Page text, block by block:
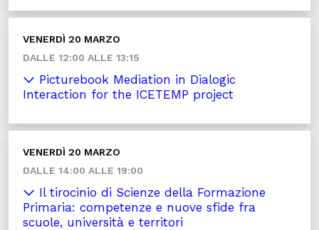
VENERDÌ 20 MARZO
DALLE 12:00 ALLE 13:15
Picturebook Mediation in Dialogic
Interaction for the ICETEMP project
VENERDÌ 20 MARZO
DALLE 14:00 ALLE 19:00
Il tirocinio di Scienze della Formazione
Primaria: competenze e nuove sfide fra
scuole, università e territori